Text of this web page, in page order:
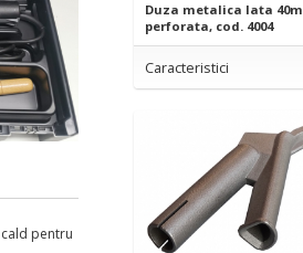
pentru
Duza metalica lata
perforata, cod. 4004
Caracteristici